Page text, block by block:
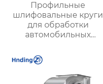
Профильные
шлифовальные круги
для обработки
автомобильных
эффективность